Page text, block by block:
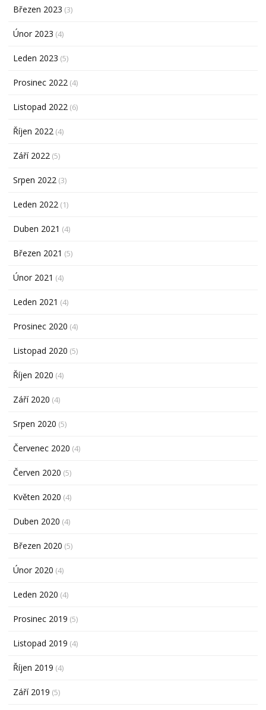
Březen 2023 (3)
Únor 2023 (4)
Leden 2023 (5)
Prosinec 2022 (4)
Listopad 2022 (6)
Říjen 2022 (4)
Září 2022 (5)
Srpen 2022 (3)
Leden 2022 (1)
Duben 2021 (4)
Březen 2021 (5)
Únor 2021 (4)
Leden 2021 (4)
Prosinec 2020 (4)
Listopad 2020 (5)
Říjen 2020 (4)
Září 2020 (4)
Srpen 2020 (5)
Červenec 2020 (4)
Červen 2020 (5)
Květen 2020 (4)
Duben 2020 (4)
Březen 2020 (5)
Únor 2020 (4)
Leden 2020 (4)
Prosinec 2019 (5)
Listopad 2019 (4)
Říjen 2019 (4)
Září 2019 (5)